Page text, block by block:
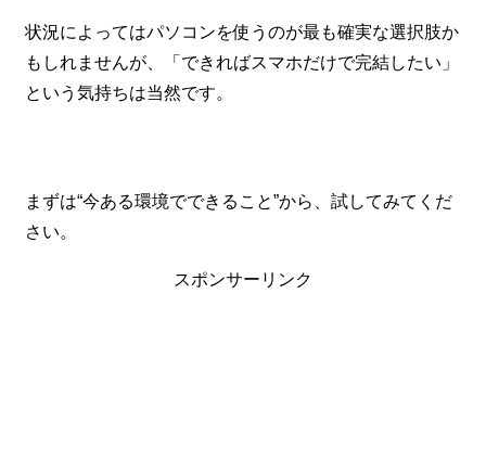
状況によってはパソコンを使うのが最も確実な選択肢か
もしれませんが、「できればスマホだけで完結したい」
という気持ちは当然です。
まずは“今ある環境でできること”から、試してみてくだ
さい。
スポンサーリンク